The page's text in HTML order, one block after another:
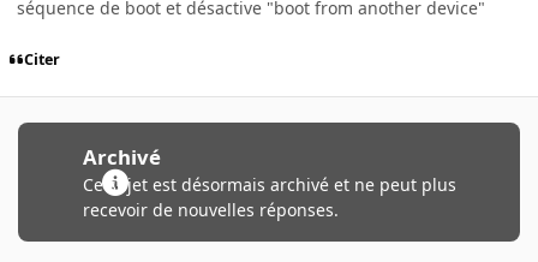
séquence de boot et désactive "boot from another device"
Citer
Archivé
Ce sujet est désormais archivé et ne peut plus
recevoir de nouvelles réponses.